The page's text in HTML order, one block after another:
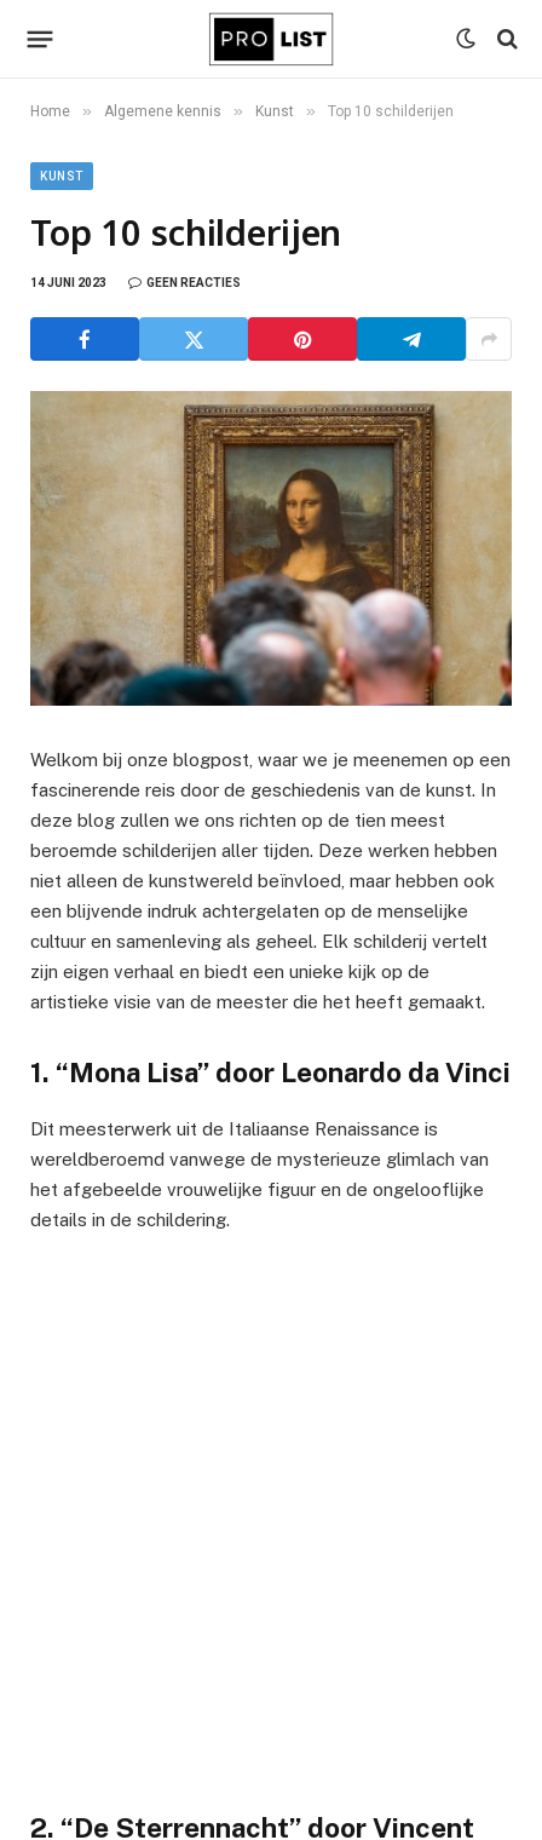
Home » Algemene kennis » Kunst » Top 10 schilderijen
KUNST
Top 10 schilderijen
14 JUNI 2023 GEEN REACTIES
Welkom bij onze blogpost, waar we je meenemen op een
fascinerende reis door de geschiedenis van de kunst. In
deze blog zullen we ons richten op de tien meest
beroemde schilderijen aller tijden. Deze werken hebben
niet alleen de kunstwereld beïnvloed, maar hebben ook
een blijvende indruk achtergelaten op de menselijke
cultuur en samenleving als geheel. Elk schilderij vertelt
zijn eigen verhaal en biedt een unieke kijk op de
artistieke visie van de meester die het heeft gemaakt.
1. “Mona Lisa” door Leonardo da Vinci
Dit meesterwerk uit de Italiaanse Renaissance is
wereldberoemd vanwege de mysterieuze glimlach van
het afgebeelde vrouwelijke figuur en de ongelooflijke
details in de schildering.
2. “De Sterrennacht” door Vincent